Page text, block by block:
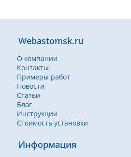
Webastomsk.ru
О компании
Контакты
Примеры работ
Новости
Статьи
Блог
Инструкции
Стоимость установки
Информация